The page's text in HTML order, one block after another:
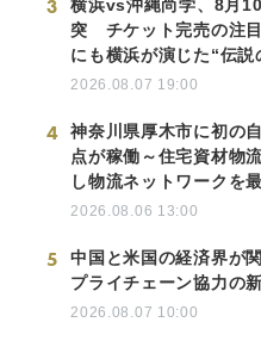
3
横浜vs沖縄尚学、8月
突 チケット完売の注
にも横浜が演じた“伝説
2026.08.07 19:00
4
神奈川県厚木市に初の
点が稼働～住宅資材物
し物流ネットワークを
2026.08.06 13:00
5
中国と米国の経済界が
プライチェーン協力の
2026.08.07 10:00